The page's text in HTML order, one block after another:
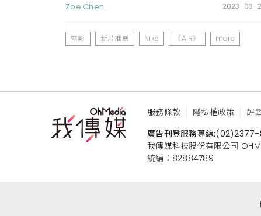
Zoe Chen 2023-03-
電影 新片推薦 Nike 《AIR》 more
服務條款 隱私權政策 評
廣告刊登服務專線:(02)2377-
我傳媒科技股份有限公司
統編：82884789